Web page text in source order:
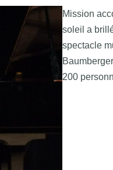
Mission
soleil a
spectacle
200